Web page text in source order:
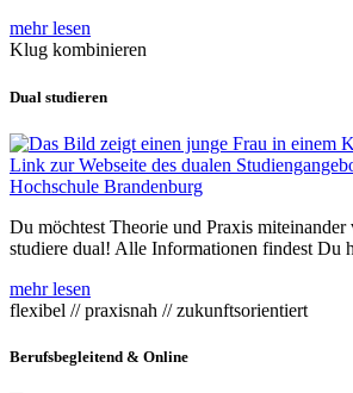
mehr lesen
Klug kombinieren
Dual studieren
Du möchtest Theorie und Praxis miteinander
studiere dual! Alle Informationen findest Du
mehr lesen
flexibel // praxisnah // zukunftsorientiert
Berufsbegleitend & Online